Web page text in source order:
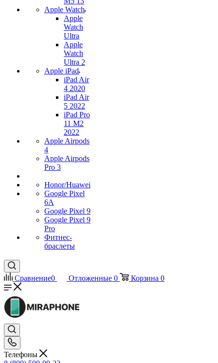
Apple Watch
Apple
Watch
Ultra
Apple
Watch
Ultra 2
Apple iPad
iPad Air
4 2020
iPad Air
5 2022
iPad Pro
11 M2
2022
Apple Airpods
4
Apple Airpods
Pro 3
Honor/Huawei
Google Pixel
6A
Google Pixel 9
Google Pixel 9
Pro
Фитнес-
браслеты
Сравнение0 Отложенные 0 Корзина 0
Телефоны